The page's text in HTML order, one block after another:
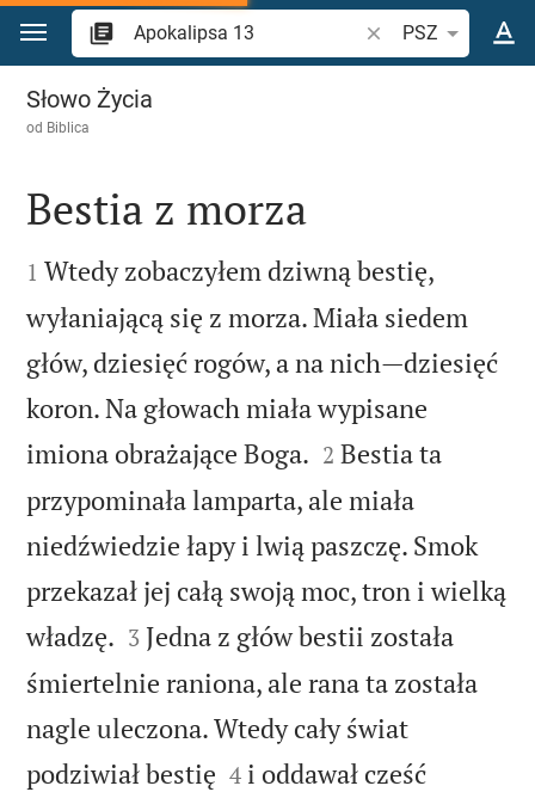
Przejdź do treści
Szukaj wersetu lub
PSZ
Apokalipsa 13
Słowo Życia
od Biblica

Bestia z morza

1 Wtedy zobaczyłem dziwną bestię,
wyłaniającą się z morza. Miała siedem
głów, dziesięć rogów, a na nich—dziesięć
koron. Na głowach miała wypisane
imiona obrażające Boga. 

2 Bestia ta
przypominała lamparta, ale miała
niedźwiedzie łapy i lwią paszczę. Smok
przekazał jej całą swoją moc, tron i wielką
władzę. 

3 Jedna z głów bestii została
śmiertelnie raniona, ale rana ta została
nagle uleczona. Wtedy cały świat
podziwiał bestię 

4 i oddawał cześć